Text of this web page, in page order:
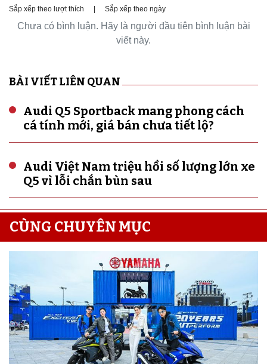
Sắp xếp theo lượt thích Sắp xếp theo ngày
Chưa có bình luận. Hãy là người đầu tiên bình luận bài
viết này.
BÀI VIẾT LIÊN QUAN
Audi Q5 Sportback mang phong cách
cá tính mới, giá bán chưa tiết lộ?
Audi Việt Nam triệu hồi số lượng lớn xe
Q5 vì lỗi chắn bùn sau
CÙNG CHUYÊN MỤC